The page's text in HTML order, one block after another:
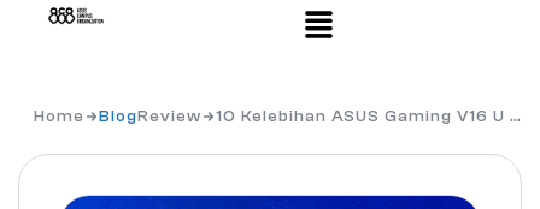
Home BlogReview 10 Kelebihan ASUS Gaming V16 U …